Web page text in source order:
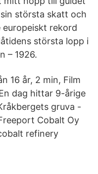
största skatt och
europeiskt rekord
största lopp i
– 1926.
16 år, 2 min, Film
dag hittar 9-årige
gruva -
Cobalt Oy
refinery